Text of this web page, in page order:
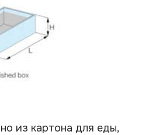
из картона для еды,